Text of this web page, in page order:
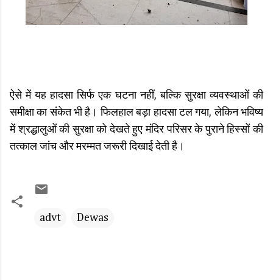
ऐसे में यह हादसा सिर्फ एक घटना नहीं, बल्कि सुरक्षा व्यवस्थाओं की
समीक्षा का संकेत भी है। फिलहाल बड़ा हादसा टल गया, लेकिन भविष्य
में श्रद्धालुओं की सुरक्षा को देखते हुए मंदिर परिसर के पुराने हिस्सों की
तत्काल जांच और मरम्मत जरूरी दिखाई देती है।
advt Dewas